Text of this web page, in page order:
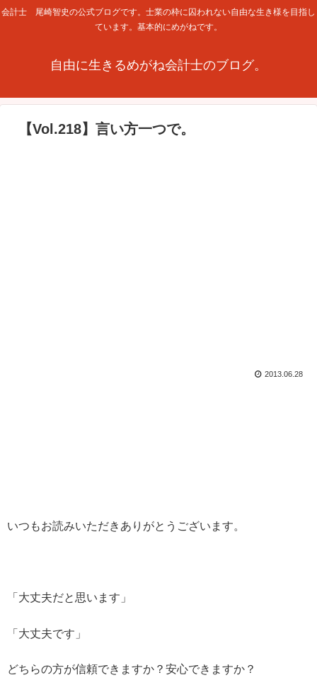
会計士 尾崎智史の公式ブログです。士業の枠に囚われない自由な生き様を目指し
ています。基本的にめがねです。
自由に生きるめがね会計士のブログ。
【Vol.218】言い方一つで。
2013.06.28
いつもお読みいただきありがとうございます。
「大丈夫だと思います」
「大丈夫です」
どちらの方が信頼できますか？安心できますか？